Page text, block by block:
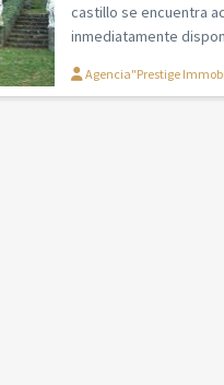
castillo se encuentra
inmediatamente
Agencia"Prestige